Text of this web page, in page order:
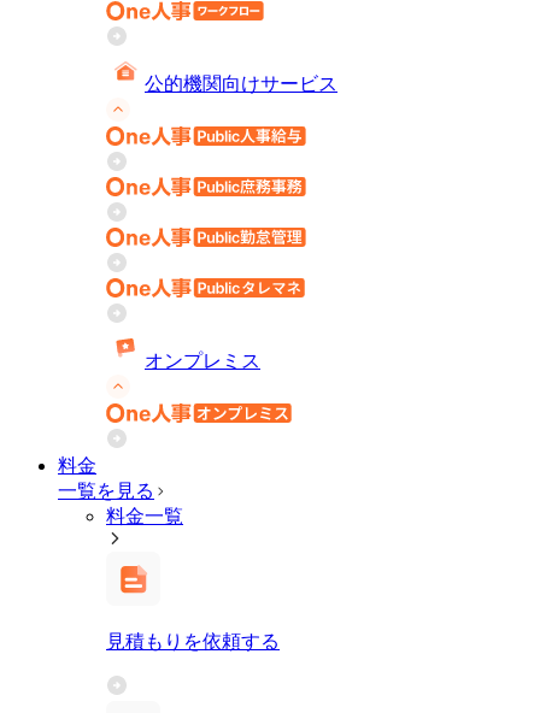
公的機関向けサービス
オンプレミス
料金
一覧を見る
料金一覧
見積もりを依頼する